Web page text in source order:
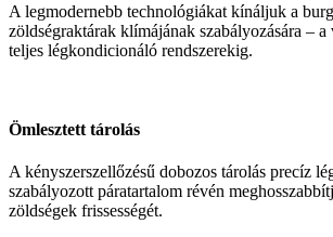
A legmodernebb technológiákat kínáljuk a
zöldségraktárak klímájának szabályozására –
teljes légkondicionáló rendszerekig.
Ömlesztett tárolás
A kényszerszellőzésű dobozos tárolás precíz
szabályozott páratartalom révén
zöldségek frissességét.